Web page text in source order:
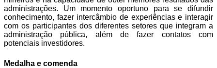
administrações. Um momento oportuno para se difundir
conhecimento, fazer intercâmbio de experiências e interagir
com os participantes dos diferentes setores que integram a
administração pública, além de fazer contatos com
potenciais investidores.
Medalha e comenda